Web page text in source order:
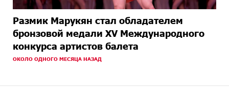
Размик Марукян стал обладателем
бронзовой медали XV Международного
конкурса артистов балета
ОКОЛО ОДНОГО МЕСЯЦА НАЗАД